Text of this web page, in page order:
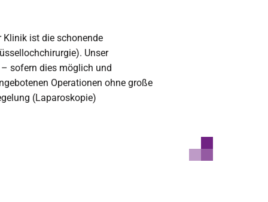
Klinik ist die schonende
Unser
sofern dies möglich und
Operationen ohne große
(Laparoskopie)